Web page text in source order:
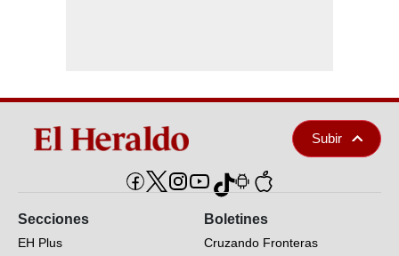
Subir
Secciones
EH Plus
Boletines
Cruzando Fronteras